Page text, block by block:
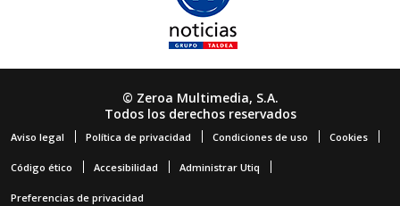
© Zeroa Multimedia, S.A.
Todos los derechos reservados
Aviso legal Política de privacidad Condiciones de uso Cookies
Código ético Accesibilidad Administrar Utiq
Preferencias de privacidad